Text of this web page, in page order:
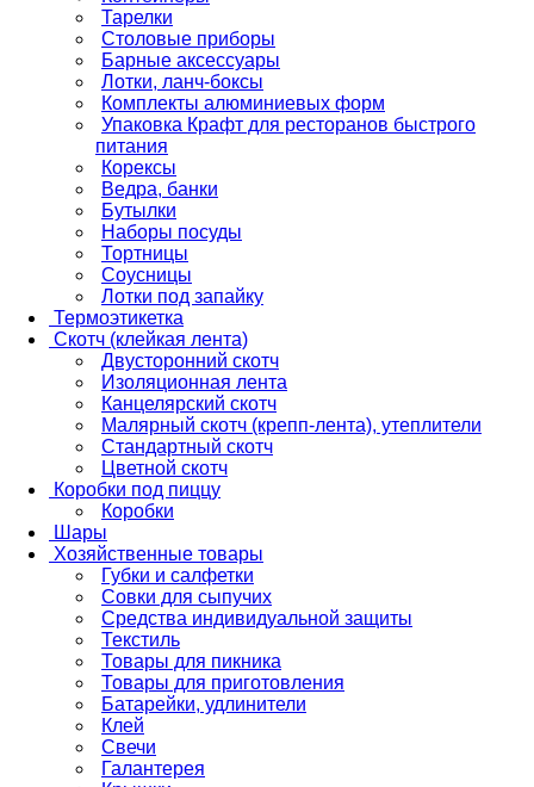
Тарелки
Столовые приборы
Барные аксессуары
Лотки, ланч-боксы
Комплекты алюминиевых форм
Упаковка Крафт для ресторанов быстрого
питания
Корексы
Ведра, банки
Бутылки
Наборы посуды
Тортницы
Соусницы
Лотки под запайку
Термоэтикетка
Скотч (клейкая лента)
Двусторонний скотч
Изоляционная лента
Канцелярский скотч
Малярный скотч (крепп-лента), утеплители
Стандартный скотч
Цветной скотч
Коробки под пиццу
Коробки
Шары
Хозяйственные товары
Губки и салфетки
Совки для сыпучих
Средства индивидуальной защиты
Текстиль
Товары для пикника
Товары для приготовления
Батарейки, удлинители
Клей
Свечи
Галантерея